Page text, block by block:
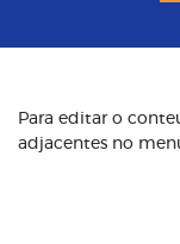
Para editar o
adjacentes no